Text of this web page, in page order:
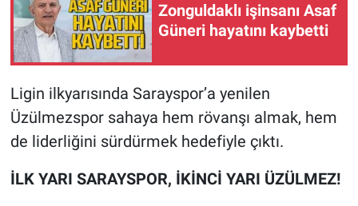
Zonguldaklı işinsanı Asaf
Güneri hayatını kaybetti
Ligin ilkyarısında Sarayspor’a yenilen
Üzülmezspor sahaya hem rövanşı almak, hem
de liderliğini sürdürmek hedefiyle çıktı.
İLK YARI SARAYSPOR, İKİNCİ YARI ÜZÜLMEZ!